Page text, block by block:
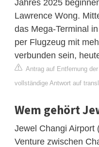
Jahres 2025
Lawrence Wong.
das Mega-Terminal
per Flugzeug mit
verbunden sein,
Antrag auf Entfernung
vollständige Antwort auf
Wem gehört
Jewel Changi Airport
Venture zwischen